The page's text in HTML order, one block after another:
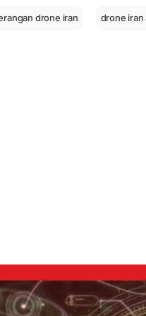
drone iran drone iran